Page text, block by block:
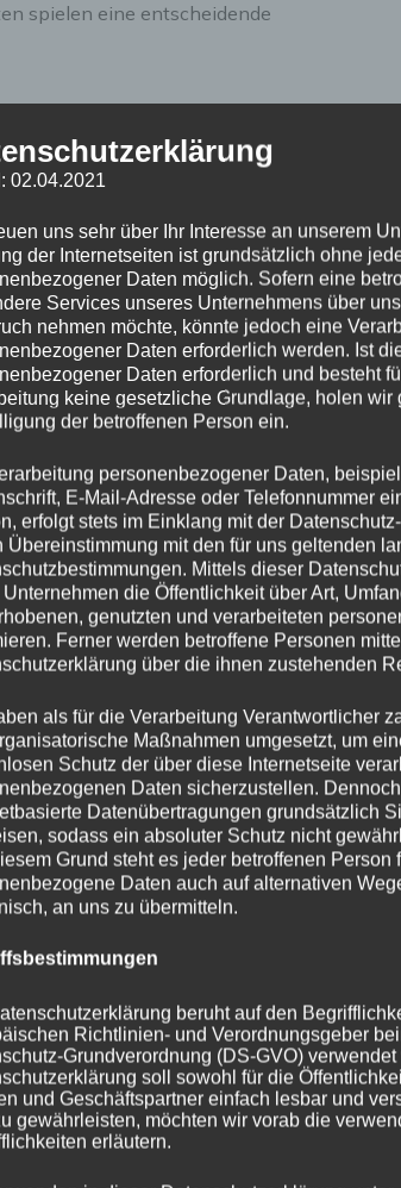
spielen eine entscheidende
Linkedin
02.04.2021
uns sehr über Ihr Interesse an unserem
der Internetseiten ist grundsätzlich ohne
Daten möglich. Sofern eine
Services unseres Unternehmens über
nehmen möchte, könnte jedoch eine
Daten erforderlich werden. Ist
Daten erforderlich und besteht
keine gesetzliche Grundlage, holen wir
der betroffenen Person ein.
personenbezogener Daten,
E-Mail-Adresse oder Telefonnummer
erfolgt stets im Einklang mit der
Übereinstimmung mit den für uns geltenden
Mittels dieser
Unternehmen die Öffentlichkeit über Art,
genutzten und verarbeiteten
Ferner werden betroffene Personen
über die ihnen zustehenden
als für die Verarbeitung Verantwortlicher
Maßnahmen umgesetzt, um
Schutz der über diese Internetseite
Daten sicherzustellen.
Datenübertragungen grundsätzlich
sodass ein absoluter Schutz nicht
Grund steht es jeder betroffenen Person
Daten auch auf alternativen
an uns zu übermitteln.
beruht auf den
Richtlinien- und Verordnungsgeber
Grundverordnung (DS-GVO)
soll sowohl für die
und Geschäftspartner einfach lesbar und
gewährleisten, möchten wir vorab die
erläutern.